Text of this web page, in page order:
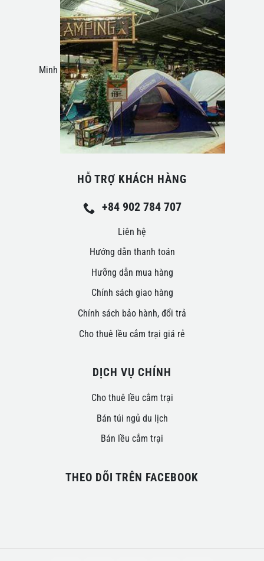
Minh
HỖ TRỢ KHÁCH HÀNG
+84 902 784 707
Liên hệ
Hướng dẫn thanh toán
Hưỡng dẫn mua hàng
Chính sách giao hàng
Chính sách bảo hành, đổi trả
Cho thuê lều cắm trại giá rẻ
DỊCH VỤ CHÍNH
Cho thuê lều cắm trại
Bán túi ngủ du lịch
Bán lều cắm trại
THEO DÕI TRÊN FACEBOOK